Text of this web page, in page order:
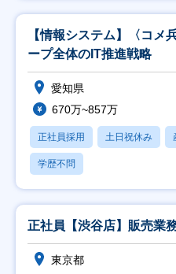
【情報システム】〈コメ
ープ全体のIT推進戦略
愛知県
670万~857万
正社員採用 土日祝休み
学歴不問
正社員【渋谷店】販売業
東京都